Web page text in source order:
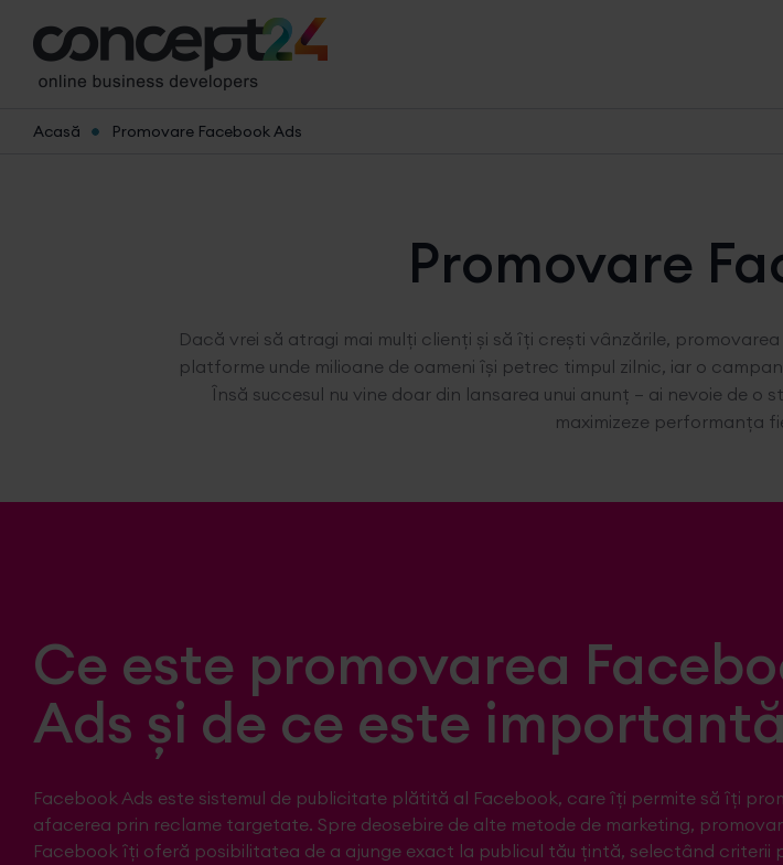
Acasă Promovare Facebook Ads
Promovare
Dacă vrei să atragi mai mulți clienți și să îți crești vânzările,
platforme unde milioane de oameni își petrec timpul zilnic, iar o
Însă succesul nu vine doar din lansarea unui anunț – ai nevoie de
maximizeze performanța
Ce este promovarea
Ads și de ce este
Facebook Ads este sistemul de publicitate plătită al Facebook, care îți permite să îți
afacerea prin reclame targetate. Spre deosebire de alte metode de marketing,
Facebook îți oferă posibilitatea de a ajunge exact la publicul tău țintă, selectând criterii